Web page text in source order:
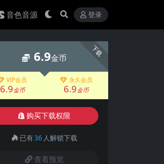
音色音源 登录
下载
6.9金币
VIP会员
6.9金币
永久会员
6.9金币
购买下载权限
已有36 人解锁下载
查看预览